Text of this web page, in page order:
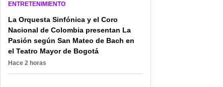
ENTRETENIMIENTO
La Orquesta Sinfónica y el Coro
Nacional de Colombia presentan La
Pasión según San Mateo de Bach en
el Teatro Mayor de Bogotá
Hace 2 horas